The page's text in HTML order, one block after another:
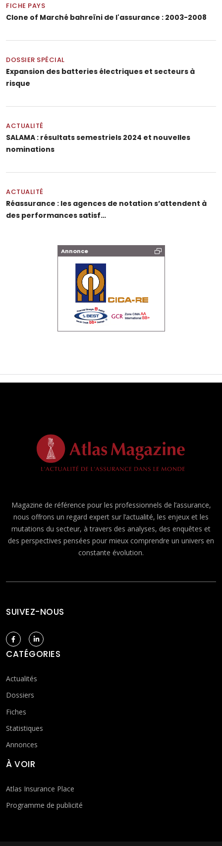
FICHE PAYS
Clone of Marché bahreïni de l'assurance : 2003-2008
DOSSIER SPÉCIAL
Expansion des batteries électriques et secteurs à
risque
ACTUALITÉ
SALAMA : résultats semestriels 2024 et nouvelles
nominations
ACTUALITÉ
Réassurance : les agences de notation s’attendent à
des performances satisf…
Annonce
Magazine de référence pour les professionnels de l’assurance,
nous offrons un regard expert sur l’actualité, les enjeux et les
mutations du secteur, à travers des analyses, des enquêtes et
des perspectives pensées pour mieux comprendre un univers en
constante évolution.
SUIVEZ-NOUS
CATÉGORIES
Actualités
Dossiers
Fiches
Statistiques
Annonces
À VOIR
Atlas Insurance Place
Programme de publicité